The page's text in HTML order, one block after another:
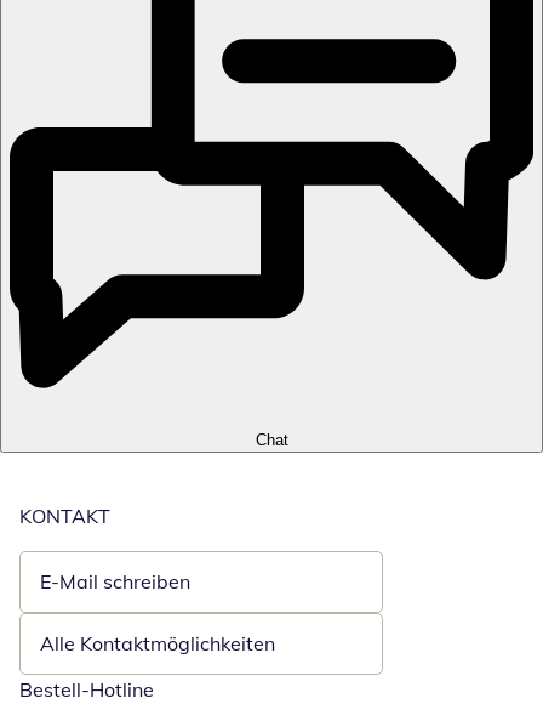
Chat
KONTAKT
E-Mail schreiben
Öffnet E-Mail-Client
Alle Kontaktmöglichkeiten
Bestell-Hotline